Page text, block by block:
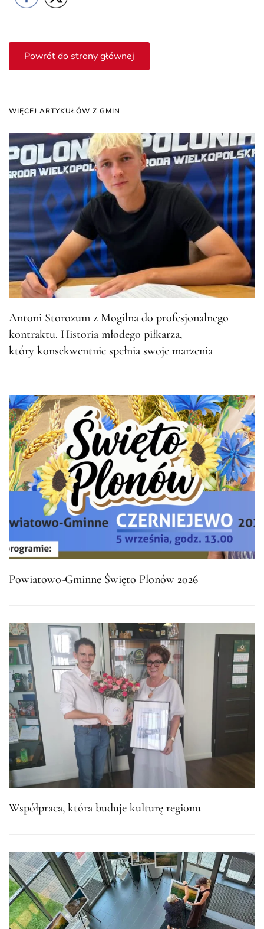
Powrót do strony głównej
WIĘCEJ ARTYKUŁÓW Z GMIN
Antoni Storozum z Mogilna do profesjonalnego
kontraktu. Historia młodego piłkarza,
który konsekwentnie spełnia swoje marzenia
Powiatowo-Gminne Święto Plonów 2026
Współpraca, która buduje kulturę regionu